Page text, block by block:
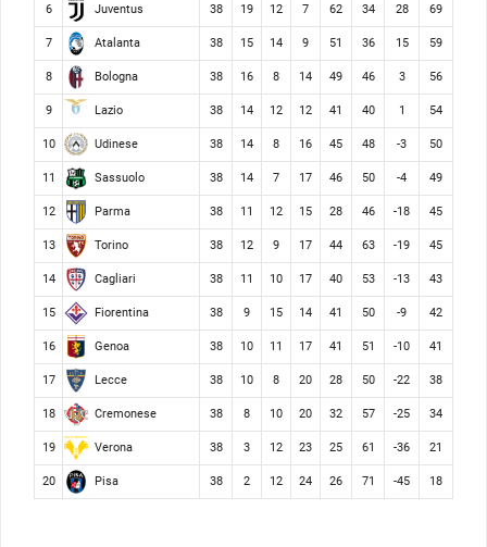
6 Juventus 38 19 12 7 62 34 28 69
7 Atalanta 38 15 14 9 51 36 15 59
8 Bologna 38 16 8 14 49 46 3 56
9 Lazio 38 14 12 12 41 40 1 54
10 Udinese 38 14 8 16 45 48 -3 50
11 Sassuolo 38 14 7 17 46 50 -4 49
12 Parma 38 11 12 15 28 46 -18 45
13 Torino 38 12 9 17 44 63 -19 45
14 Cagliari 38 11 10 17 40 53 -13 43
15 Fiorentina 38 9 15 14 41 50 -9 42
16 Genoa 38 10 11 17 41 51 -10 41
17 Lecce 38 10 8 20 28 50 -22 38
18 Cremonese 38 8 10 20 32 57 -25 34
19 Verona 38 3 12 23 25 61 -36 21
20 Pisa 38 2 12 24 26 71 -45 18